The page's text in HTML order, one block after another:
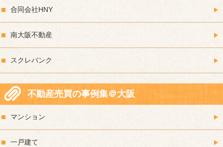
合同会社HNY
南大阪不動産
スクレバンク
不動産売買の事例集＠大阪
マンション
一戸建て